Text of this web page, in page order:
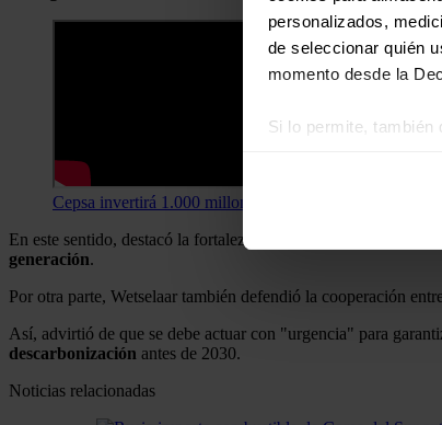
personalizados,
de seleccionar quién
momento desde la
Si lo permite, también
Las cookies de este
redes sociales,
Cepsa invertirá 1.000 millones en la mayor planta de
En este sentido, destacó la fortaleza del sistema europeo o de
generación.
Por otra parte, Wetselaar también defendió la cooperación
Así, advirtió de que se debe actuar con "urgencia" para
descarbonización antes de 2030.
Noticias relacionadas